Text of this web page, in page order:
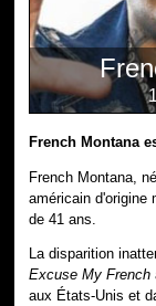
French Montana
French Montana,
américain d'origine
de 41 ans.
La disparition
Excuse My French
aux États-Unis et